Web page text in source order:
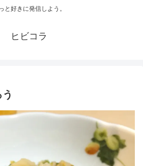
と好きに発信しよう。
ヒビコラ